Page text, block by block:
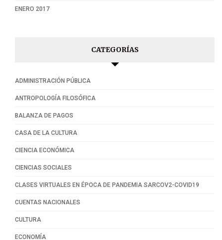
ENERO 2017
CATEGORÍAS
ADMINISTRACIÓN PÚBLICA
ANTROPOLOGÍA FILOSÓFICA
BALANZA DE PAGOS
CASA DE LA CULTURA
CIENCIA ECONÓMICA
CIENCIAS SOCIALES
CLASES VIRTUALES EN ÉPOCA DE PANDEMIA SARCOV2-COVID19
CUENTAS NACIONALES
CULTURA
ECONOMÍA